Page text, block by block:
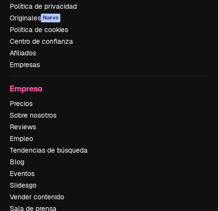
Política de privacidad
Originales Nuevo
Política de cookies
Centro de confianza
Afiliados
Empresas
Empresa
Precios
Sobre nosotros
Reviews
Empleo
Tendencias de búsqueda
Blog
Eventos
Slidesgo
Vender contenido
Sala de prensa